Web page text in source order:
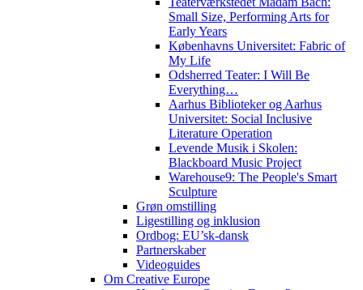
Small Size, Performing Arts for
Early Years
Københavns Universitet: Fabric of
My Life
Odsherred Teater: I Will Be
Everything…
Aarhus Biblioteker og Aarhus
Universitet: Social Inclusive
Literature Operation
Levende Musik i Skolen:
Blackboard Music Project
Warehouse9: The People's Smart
Sculpture
Grøn omstilling
Ligestilling og inklusion
Ordbog: EU’sk-dansk
Partnerskaber
Videoguides
Om Creative Europe